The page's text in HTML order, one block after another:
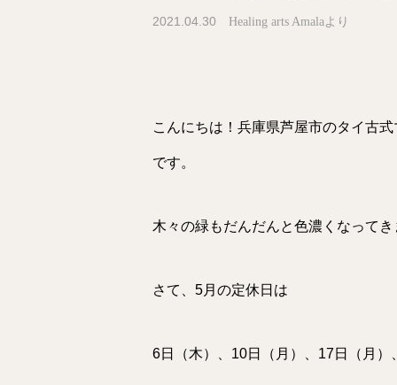
2021.04.30 Healing arts Amalaより
こんにちは！兵庫県芦屋市のタイ古
です。
木々の緑もだんだんと色濃くなって
さて、5月の定休日は
6日（木）、10日（月）、17日（月）